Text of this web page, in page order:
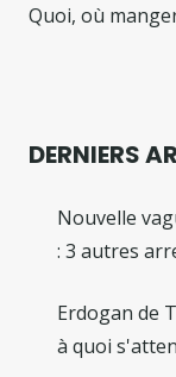
Quoi, où
DERNIERS
Nouvelle
: 3 autres
Erdogan de
à quoi